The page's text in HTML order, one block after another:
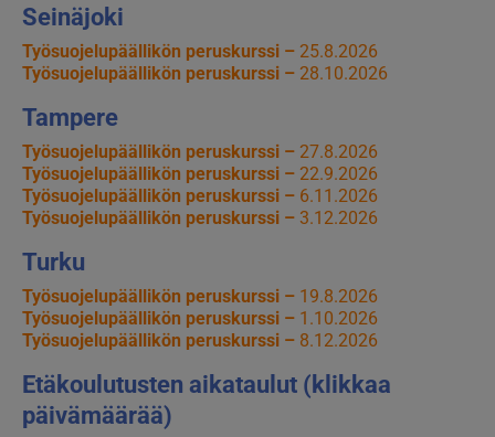
Seinäjoki
Työsuojelupäällikön peruskurssi – 25.8.2026
Työsuojelupäällikön peruskurssi – 28.10.2026
Tampere
Työsuojelupäällikön peruskurssi – 27.8.2026
Työsuojelupäällikön peruskurssi – 22.9.2026
Työsuojelupäällikön peruskurssi – 6.11.2026
Työsuojelupäällikön peruskurssi – 3.12.2026
Turku
Työsuojelupäällikön peruskurssi – 19.8.2026
Työsuojelupäällikön peruskurssi – 1.10.2026
Työsuojelupäällikön peruskurssi – 8.12.2026
Etäkoulutusten aikataulut (klikkaa
päivämäärää)